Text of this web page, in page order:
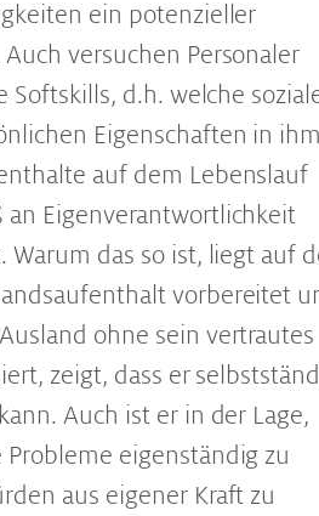
ein potenzieller
versuchen Personaler
Softskills, d.h. welche
Eigenschaften in ihm
auf dem Lebenslauf
an Eigenverantwortlichkeit
Warum das so ist, liegt auf
vorbereitet
ohne sein vertrautes
zeigt, dass er
Auch ist er in der Lage,
eigenständig zu
aus eigener Kraft zu